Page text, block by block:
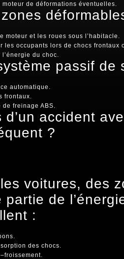
moteur de déformations éventuelles.
moteur et les roues sous l’habitacle.
les occupants lors de chocs frontaux
l’énergie du choc.
passif de
automatique.
frontaux.
de freinage ABS.
d’un accident
?
voitures, des
partie de
:
des chocs.